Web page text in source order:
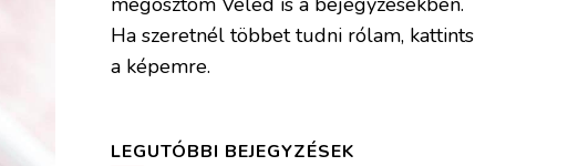
Ha szeretnél többet tudni rólam, kattints
a képemre.
LEGUTÓBBI BEJEGYZÉSEK